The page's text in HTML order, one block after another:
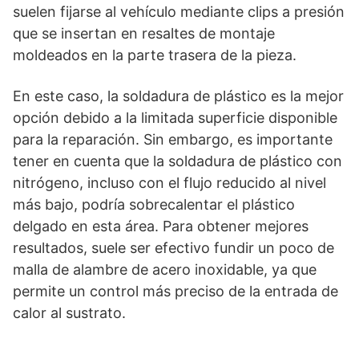
suelen fijarse al vehículo mediante clips a presión
que se insertan en resaltes de montaje
moldeados en la parte trasera de la pieza.
En este caso, la soldadura de plástico es la mejor
opción debido a la limitada superficie disponible
para la reparación. Sin embargo, es importante
tener en cuenta que la soldadura de plástico con
nitrógeno, incluso con el flujo reducido al nivel
más bajo, podría sobrecalentar el plástico
delgado en esta área. Para obtener mejores
resultados, suele ser efectivo fundir un poco de
malla de alambre de acero inoxidable, ya que
permite un control más preciso de la entrada de
calor al sustrato.